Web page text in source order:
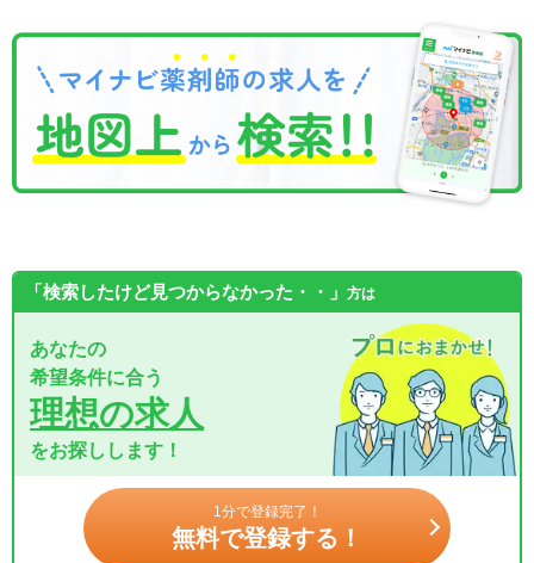
「検索したけど見つからなかった・・」 方は
あなたの
希望条件に合う
理想の求人
をお探しします！
1分で登録完了！
無料で登録する！